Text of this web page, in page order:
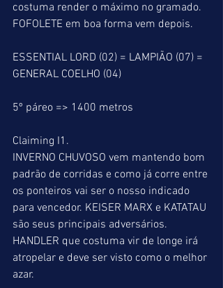
costuma render o máximo no gramado.
FOFOLETE em boa forma vem depois.
ESSENTIAL LORD (02) = LAMPIÃO (07) =
GENERAL COELHO (04)
5º páreo => 1400 metros
Claiming I1.
INVERNO CHUVOSO vem mantendo bom
padrão de corridas e como já corre entre
os ponteiros vai ser o nosso indicado
para vencedor. KEISER MARX e KATATAU
são seus principais adversários.
HANDLER que costuma vir de longe irá
atropelar e deve ser visto como o melhor
azar.